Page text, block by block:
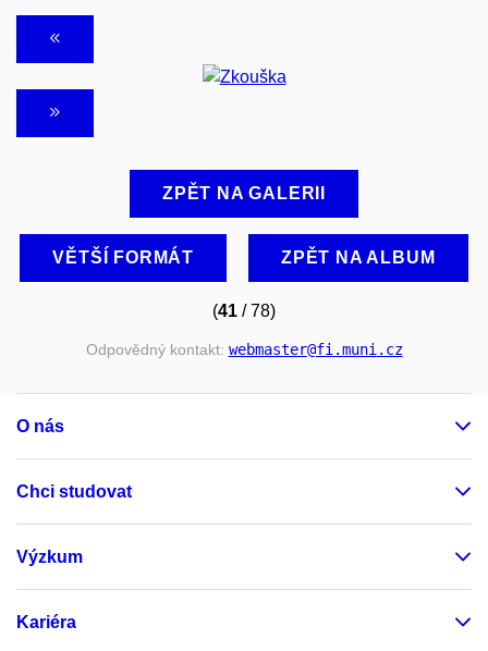
ZPĚT NA GALERII
VĚTŠÍ FORMÁT ZPĚT NA ALBUM
(41 / 78)
Odpovědný kontakt: webmaster@fi.muni.cz
O nás
Chci studovat
Výzkum
Kariéra